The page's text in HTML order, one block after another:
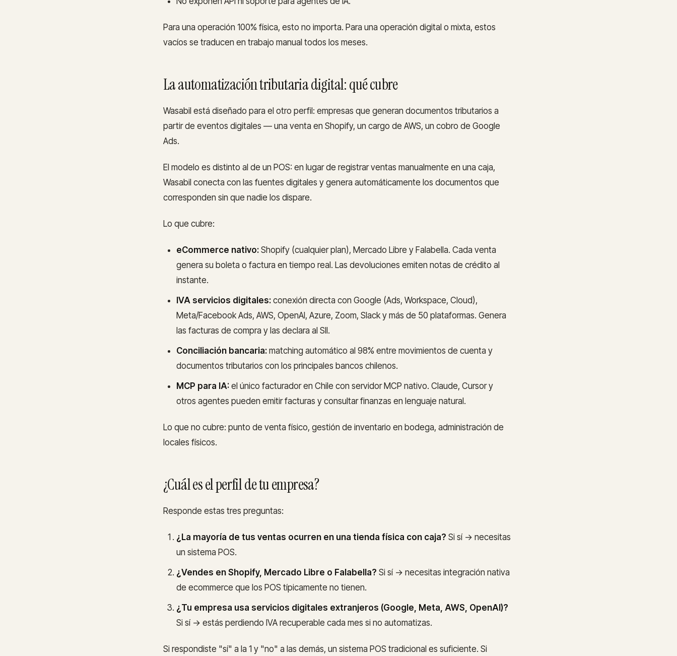
Para una operación 100% física, esto no importa. Para una operación digital o mixta, estos
vacíos se traducen en trabajo manual todos los meses.
La automatización tributaria digital: qué cubre
Wasabil está diseñado para el otro perfil: empresas que generan documentos tributarios a
partir de eventos digitales — una venta en Shopify, un cargo de AWS, un cobro de Google
Ads.
El modelo es distinto al de un POS: en lugar de registrar ventas manualmente en una caja,
Wasabil conecta con las fuentes digitales y genera automáticamente los documentos que
corresponden sin que nadie los dispare.
Lo que cubre:
eCommerce nativo: Shopify (cualquier plan), Mercado Libre y Falabella. Cada venta
genera su boleta o factura en tiempo real. Las devoluciones emiten notas de crédito al
instante.
IVA servicios digitales: conexión directa con Google (Ads, Workspace, Cloud),
Meta/Facebook Ads, AWS, OpenAI, Azure, Zoom, Slack y más de 50 plataformas. Genera
las facturas de compra y las declara al SII.
Conciliación bancaria: matching automático al 98% entre movimientos de cuenta y
documentos tributarios con los principales bancos chilenos.
MCP para IA: el único facturador en Chile con servidor MCP nativo. Claude, Cursor y
otros agentes pueden emitir facturas y consultar finanzas en lenguaje natural.
Lo que no cubre: punto de venta físico, gestión de inventario en bodega, administración de
locales físicos.
¿Cuál es el perfil de tu empresa?
Responde estas tres preguntas:
¿La mayoría de tus ventas ocurren en una tienda física con caja? Si sí → necesitas
un sistema POS.
¿Vendes en Shopify, Mercado Libre o Falabella? Si sí → necesitas integración nativa
de ecommerce que los POS típicamente no tienen.
¿Tu empresa usa servicios digitales extranjeros (Google, Meta, AWS, OpenAI)?
Si sí → estás perdiendo IVA recuperable cada mes si no automatizas.
Si respondiste "sí" a la 1 y "no" a las demás, un sistema POS tradicional es suficiente. Si